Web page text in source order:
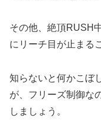
その他、絶頂RUSH
にリーチ目が止まる
知らないと何かこぼ
が、フリーズ制御な
しましょう。